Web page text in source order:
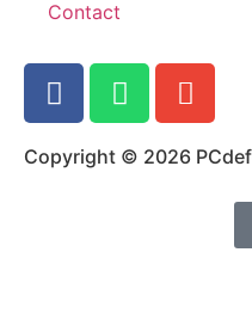
Contact
Copyright © 2026